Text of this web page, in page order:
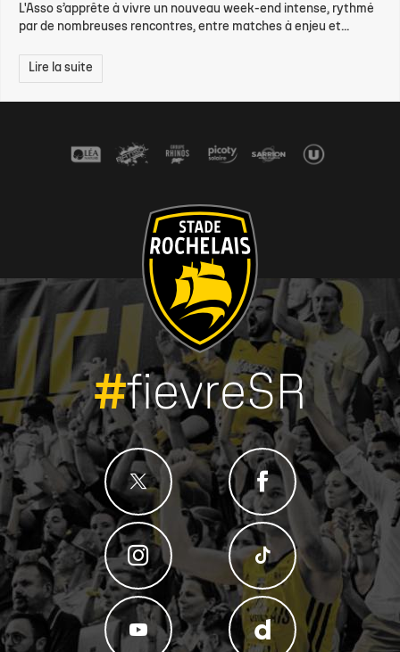
L'Asso s’apprête à vivre un nouveau week-end intense, rythmé
par de nombreuses rencontres, entre matches à enjeu et...
Lire la suite
#fievreSR